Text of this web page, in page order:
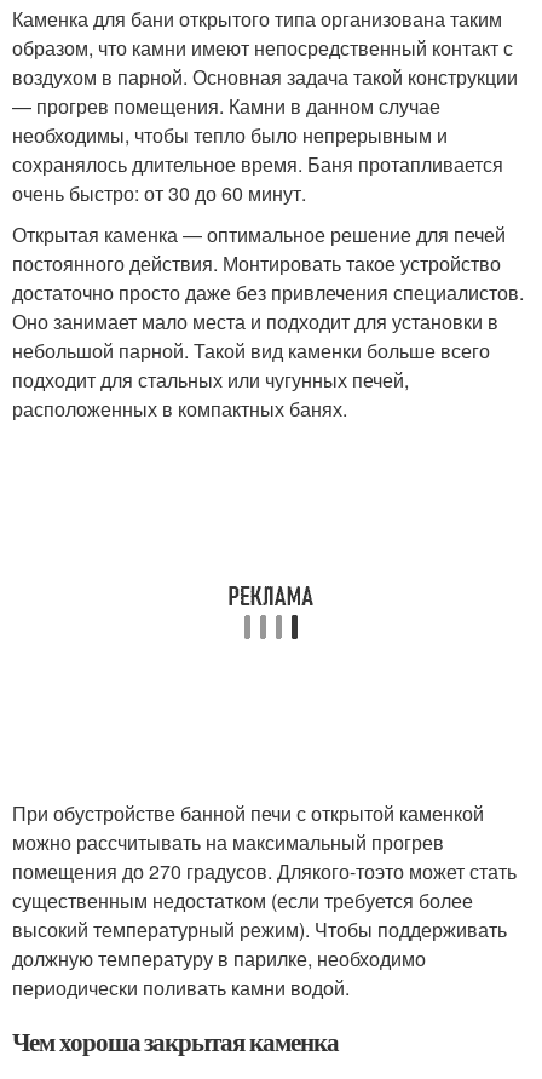
Каменка для бани открытого типа организована таким
образом, что камни имеют непосредственный контакт с
воздухом в парной. Основная задача такой конструкции
— прогрев помещения. Камни в данном случае
необходимы, чтобы тепло было непрерывным и
сохранялось длительное время. Баня протапливается
очень быстро: от 30 до 60 минут.
Открытая каменка — оптимальное решение для печей
постоянного действия. Монтировать такое устройство
достаточно просто даже без привлечения специалистов.
Оно занимает мало места и подходит для установки в
небольшой парной. Такой вид каменки больше всего
подходит для стальных или чугунных печей,
расположенных в компактных банях.
При обустройстве банной печи с открытой каменкой
можно рассчитывать на максимальный прогрев
помещения до 270 градусов. Длякого-тоэто может стать
существенным недостатком (если требуется более
высокий температурный режим). Чтобы поддерживать
должную температуру в парилке, необходимо
периодически поливать камни водой.
Чем хороша закрытая каменка